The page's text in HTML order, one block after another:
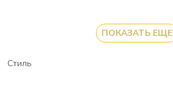
ПОКАЗАТЬ ЕЩЕ
Стиль